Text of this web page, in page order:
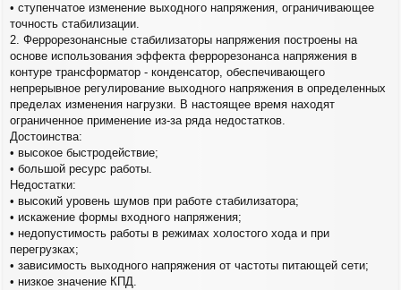
• ступенчатое изменение выходного напряжения, ограничивающее
точность стабилизации.
2. Феррорезонансные стабилизаторы напряжения построены на
основе использования эффекта феррорезонанса напряжения в
контуре трансформатор - конденсатор, обеспечивающего
непрерывное регулирование выходного напряжения в определенных
пределах изменения нагрузки. В настоящее время находят
ограниченное применение из-за ряда недостатков.
Достоинства:
• высокое быстродействие;
• большой ресурс работы.
Недостатки:
• высокий уровень шумов при работе стабилизатора;
• искажение формы входного напряжения;
• недопустимость работы в режимах холостого хода и при
перегрузках;
• зависимость выходного напряжения от частоты питающей сети;
• низкое значение КПД.